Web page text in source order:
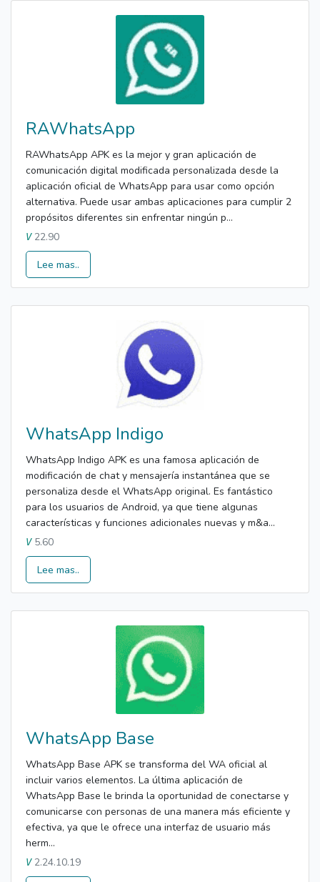
RAWhatsApp
RAWhatsApp APK es la mejor y gran aplicación de
comunicación digital modificada personalizada desde la
aplicación oficial de WhatsApp para usar como opción
alternativa. Puede usar ambas aplicaciones para cumplir 2
propósitos diferentes sin enfrentar ningún p...
V22.90
Lee mas..
WhatsApp Indigo
WhatsApp Indigo APK es una famosa aplicación de
modificación de chat y mensajería instantánea que se
personaliza desde el WhatsApp original. Es fantástico
para los usuarios de Android, ya que tiene algunas
características y funciones adicionales nuevas y m&a...
V5.60
Lee mas..
WhatsApp Base
WhatsApp Base APK se transforma del WA oficial al
incluir varios elementos. La última aplicación de
WhatsApp Base le brinda la oportunidad de conectarse y
comunicarse con personas de una manera más eficiente y
efectiva, ya que le ofrece una interfaz de usuario más
herm...
V2.24.10.19